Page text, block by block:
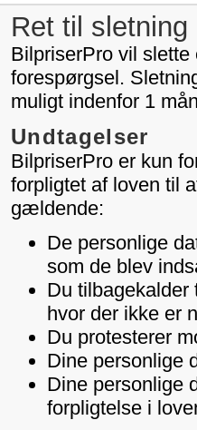
Ret til
BilpriserPro vil
forespørgsel.
muligt indenfor 1
Undtagelser
BilpriserPro er kun
forpligtet af loven til
gældende:
De personlige
som de blev
Du tilbagekalder
hvor der ikke er
Du protesterer
Dine personlige
Dine personlige
forpligtelse i